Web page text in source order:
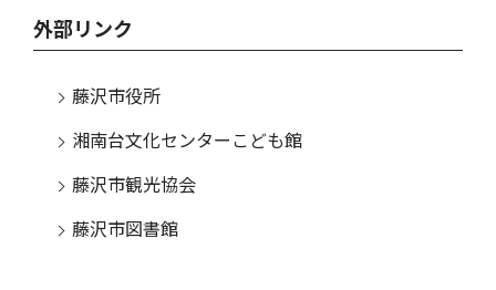
外部リンク
藤沢市役所
湘南台文化センターこども館
藤沢市観光協会
藤沢市図書館